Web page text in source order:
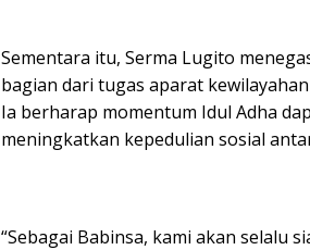
Sementara itu, Serma Lugito
bagian dari tugas aparat
Ia berharap momentum Idul Adha
meningkatkan kepedulian sosial
“Sebagai Babinsa, kami akan selalu